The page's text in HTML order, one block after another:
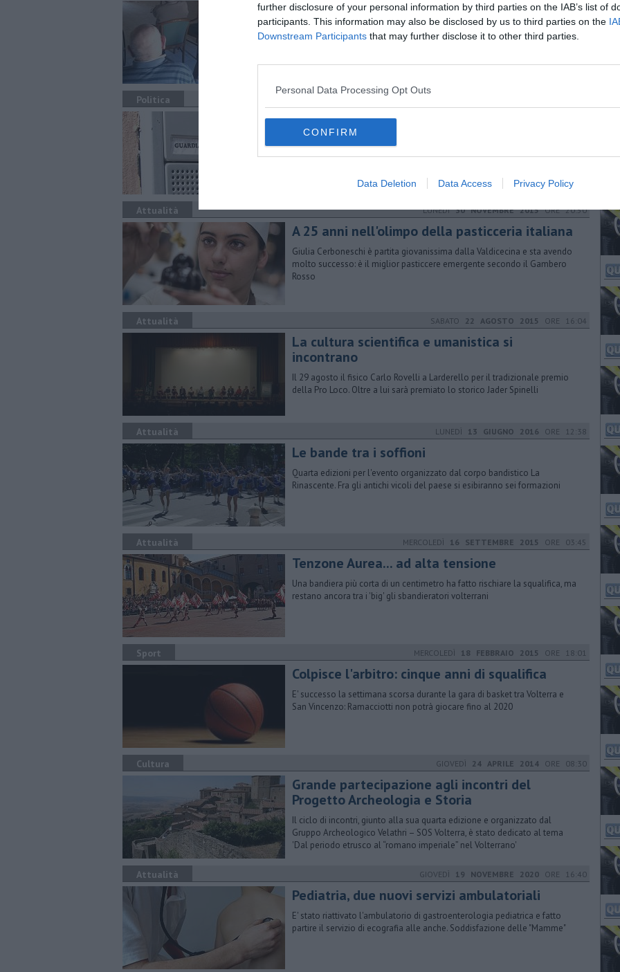
further disclosure of your personal information by third parties on the IAB’s list of
participants. This information may also be disclosed by us to third parties on the
Downstream Participants that may further disclose it to other third parties.
Personal Data Processing Opt Outs
CONFIRM
Data Deletion Data Access Privacy Policy
Focolaio nella Rsa, una cinquantina di positivi
Nella struttura di Volterra si è registrata un'impennata di casi Covid
proprio a pochissimi giorni dall'allentamento delle misure restrittive
Politica
Guardia medica pediatrica, "Servono garanzie"
Attualità LUNEDÌ30 NOVEMBRE 2015ORE 20:50
A 25 anni nell'olimpo della pasticceria italiana
Giulia Cerboneschi è partita giovanissima dalla Valdicecina e sta avendo
molto successo: è il miglior pasticcere emergente secondo il Gambero
Rosso
Attualità SABATO 22 AGOSTO 2015 ORE 16:04
La cultura scientifica e umanistica si
incontrano
​Il 29 agosto il fisico Carlo Rovelli a Larderello per il tradizionale premio
della Pro Loco. Oltre a lui sarà premiato lo storico Jader Spinelli
Attualità LUNEDÌ 13 GIUGNO 2016 ORE 12:38
Le bande tra i soffioni
Quarta edizioni per l'evento organizzato dal corpo bandistico La
Rinascente. Fra gli antichi vicoli del paese si esibiranno sei formazioni
Attualità MERCOLEDÌ 16 SETTEMBRE 2015 ORE 03:45
Tenzone Aurea... ad alta tensione
Una bandiera più corta di un centimetro ha fatto rischiare la squalifica, ma
restano ancora tra i 'big' gli sbandieratori volterrani
Sport MERCOLEDÌ 18 FEBBRAIO 2015 ORE 18:01
Colpisce l'arbitro: cinque anni di squalifica
E' successo la settimana scorsa durante la gara di basket tra Volterra e
San Vincenzo: Ramacciotti non potrà giocare fino al 2020
Cultura GIOVEDÌ 24 APRILE 2014 ORE 08:30
Grande partecipazione agli incontri del
Progetto Archeologia e Storia
​Il ciclo di incontri, giunto alla sua quarta edizione e organizzato dal
Gruppo Archeologico Velathri – SOS Volterra, è stato dedicato al tema
'Dal periodo etrusco al “romano imperiale” nel Volterrano'
Attualità GIOVEDÌ 19 NOVEMBRE 2020 ORE 16:40
Pediatria, due nuovi servizi ambulatoriali
E' stato riattivato l'ambulatorio di gastroenterologia pediatrica e fatto
partire il servizio di ecografia alle anche. Soddisfazione delle "Mamme"